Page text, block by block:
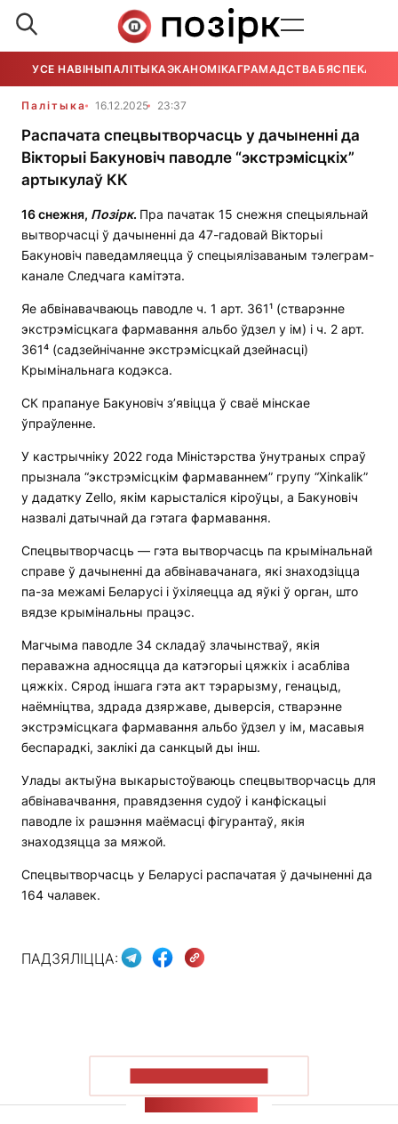
УСЕ НАВІНЫПАЛІТЫКАЭКАНОМІКАГРАМАДСТВАБЯСПЕКА
Палітыка 16.12.2025 23:37
Распачата спецвытворчасць у дачыненні да
Вікторыі Бакуновіч паводле “экстрэмісцкіх”
артыкулаў КК
16 снежня, Позірк. Пра пачатак 15 снежня спецыяльнай
вытворчасці ў дачыненні да 47-гадовай Вікторыі
Бакуновіч паведамляецца ў спецыялізаваным тэлеграм-
канале Следчага камітэта.
Яе абвінавачваюць паводле ч. 1 арт. 361¹ (стварэнне
экстрэмісцкага фармавання альбо ўдзел у ім) і ч. 2 арт.
361⁴ (садзейнічанне экстрэмісцкай дзейнасці)
Крымінальнага кодэкса.
СК прапануе Бакуновіч з’явіцца ў сваё мінскае
ўпраўленне.
У кастрычніку 2022 года Міністэрства ўнутраных спраў
прызнала “экстрэмісцкім фармаваннем” групу “Xinkalik”
у дадатку Zello, якім карысталіся кіроўцы, а Бакуновіч
назвалі датычнай да гэтага фармавання.
Спецвытворчасць — гэта вытворчасць па крымінальнай
справе ў дачыненні да абвінавачанага, які знаходзіцца
па-за межамі Беларусі і ўхіляецца ад яўкі ў орган, што
вядзе крымінальны працэс.
Магчыма паводле 34 складаў злачынстваў, якія
пераважна адносяцца да катэгорыі цяжкіх і асабліва
цяжкіх. Сярод іншага гэта акт тэрарызму, генацыд,
наёмніцтва, здрада дзяржаве, дыверсія, стварэнне
экстрэмісцкага фармавання альбо ўдзел у ім, масавыя
беспарадкі, заклікі да санкцый ды інш.
Улады актыўна выкарыстоўваюць спецвытворчасць для
абвінавачвання, правядзення судоў і канфіскацыі
паводле іх рашэння маёмасці фігурантаў, якія
знаходзяцца за мяжой.
Спецвытворчасць у Беларусі распачатая ў дачыненні да
164 чалавек.
ПАДЗЯЛІЦЦА: